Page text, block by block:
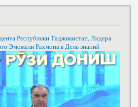
Республики Таджикистан, Лидера
Эмомали Рахмона в День знаний